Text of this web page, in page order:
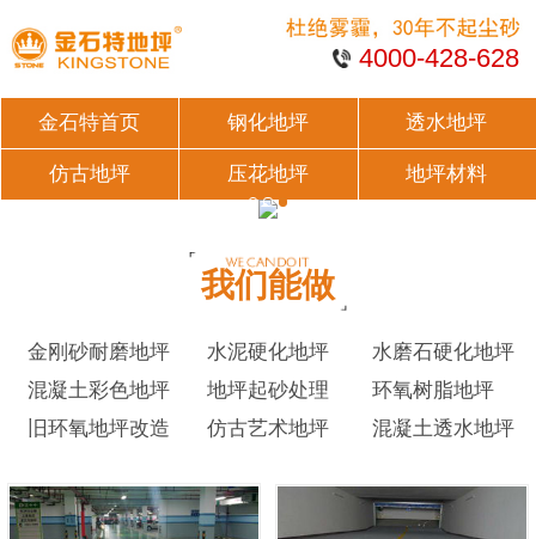
4000-428-628
金石特首页 钢化地坪 透水地坪
仿古地坪 压花地坪 地坪材料
我们能做
金刚砂耐磨地坪 水泥硬化地坪
水磨石硬化地坪
混凝土彩色地坪
地坪起砂处理
环氧树脂地坪
旧环氧地坪改造
仿古艺术地坪 混凝土透水地坪